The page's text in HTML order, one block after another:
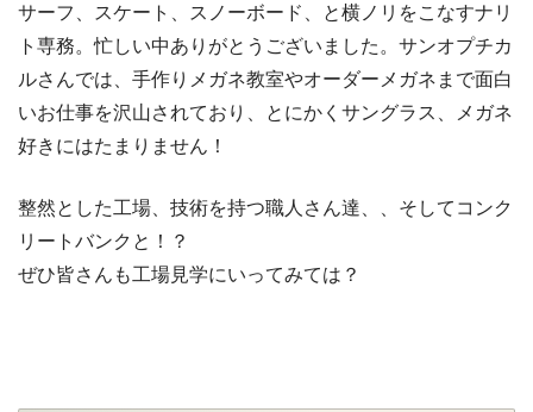
サーフ、スケート、スノーボード、と横ノリをこなすナリ
ト専務。忙しい中ありがとうございました。サンオプチカ
ルさんでは、手作りメガネ教室やオーダーメガネまで面白
いお仕事を沢山されており、とにかくサングラス、メガネ
好きにはたまりません！
整然とした工場、技術を持つ職人さん達、、そしてコンク
リートバンクと！？
ぜひ皆さんも工場見学にいってみては？